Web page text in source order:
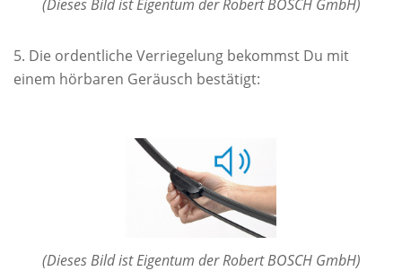
(Dieses Bild ist Eigentum der Robert BOSCH GmbH)
Die ordentliche Verriegelung bekommst Du mit
einem hörbaren Geräusch bestätigt:
(Dieses Bild ist Eigentum der Robert BOSCH GmbH)